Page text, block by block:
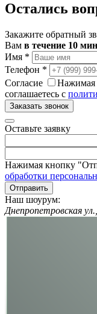
Остались
Закажите обратный
Вам в течение 10
Имя *
Телефон *
Согласие
Нажимая
соглашаетесь с
Заказать звонок
Оставьте заявку
Нажимая кнопку
обработки
Отправить
Наш шоурум:
Днепропетровская